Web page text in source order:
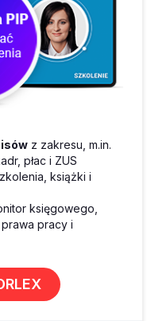
z zakresu, m.in.
płac i ZUS
książki i
księgowego,
pracy i